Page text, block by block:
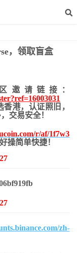
，领取盲盒
邀请链接：
香港，认证照旧，
交易安全！
r/af/1f7w3
操简单快捷！
zh-